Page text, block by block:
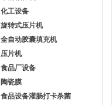
化工设备
旋转式压片机
全自动胶囊填充机
压片机
食品厂设备
陶瓷膜
食品设备灌肠打卡杀菌